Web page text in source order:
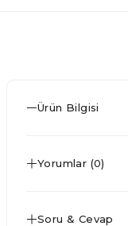
Ürün Bilgisi
Yorumlar (0)
Soru & Cevap